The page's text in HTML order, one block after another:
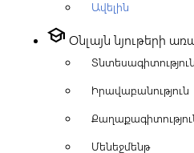
Ավելին
school Օնլայն նյութերի
Տնտեսագիտություն
Իրավաբանություն
Մենեջմենթ